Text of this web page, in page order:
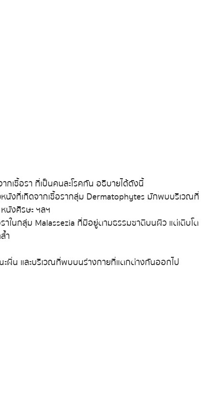
ากเชื้อรา ที่เป็นคนละโรคกัน อธิบายได้ดังนี้
หนังที่เกิดจากเชื้อรากลุ่ม Dermatophytes มักพบบริเวณที่
นังศีรษะ ฯลฯ
ราในกลุ่ม Malassezia ที่มีอยู่ตามธรรมชาติบนผิว แต่เติบโต
ำ
ผื่น และบริเวณที่พบบนร่างกายที่แตกต่างกันออกไป